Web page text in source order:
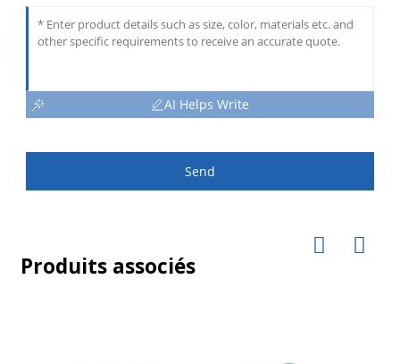
AI Helps Write
Send
Produits associés